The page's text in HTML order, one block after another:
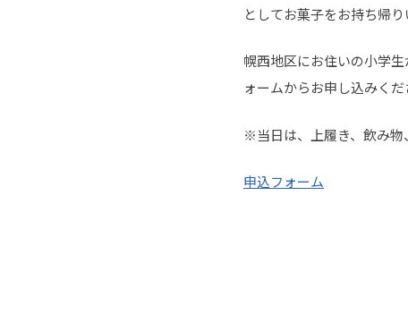
としてお菓子をお持ち帰り
幌西地区にお住いの小学
ォームからお申し込みくだ
※当日は、上履き、飲み物
申込フォーム